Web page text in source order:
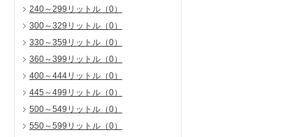
240～299リットル （0）
300～329リットル （0）
330～359リットル （0）
360～399リットル （0）
400～444リットル （0）
445～499リットル （0）
500～549リットル （0）
550～599リットル （0）